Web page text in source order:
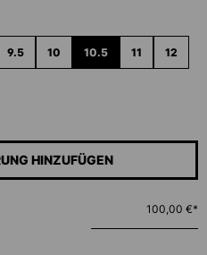
9.5 10 10.5 11 12
HINZUFÜGEN
100,00 €*